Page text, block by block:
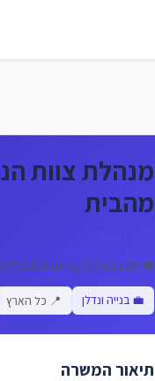
מנהלת צוות
מהבית
👁️ 26 צפיות 🕐 פורסם 08/07/2026
💼 בנייה ונדלן 📍 כל הארץ
תיאור המשרה